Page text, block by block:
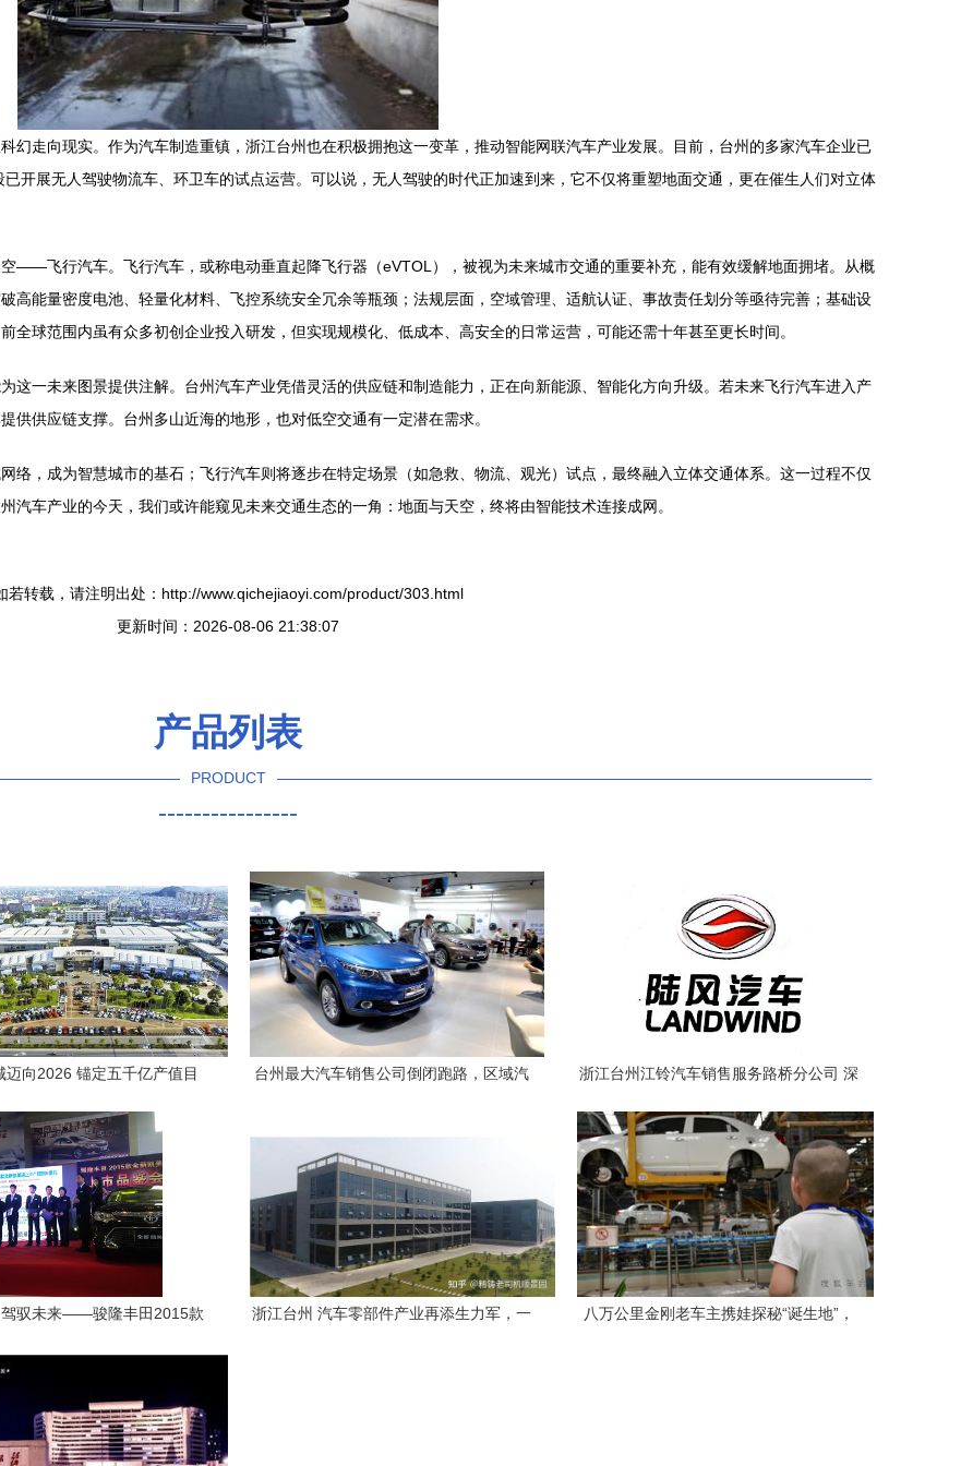
幻走向现实。作为汽车制造重镇，浙江台州也在积极拥抱这一变革，推动智能网联汽车产业发展。目前，台州的多家汽车企业已
开展无人驾驶物流车、环卫车的试点运营。可以说，无人驾驶的时代正加速到来，它不仅将重塑地面交通，更在催生人们对立体
——飞行汽车。飞行汽车，或称电动垂直起降飞行器（eVTOL），被视为未来城市交通的重要补充，能有效缓解地面拥堵。从概
高能量密度电池、轻量化材料、飞控系统安全冗余等瓶颈；法规层面，空域管理、适航认证、事故责任划分等亟待完善；基础设
球范围内虽有众多初创企业投入研发，但实现规模化、低成本、高安全的日常运营，可能还需十年甚至更长时间。
这一未来图景提供注解。台州汽车产业凭借灵活的供应链和制造能力，正在向新能源、智能化方向升级。若未来飞行汽车进入产
供应链支撑。台州多山近海的地形，也对低空交通有一定潜在需求。
络，成为智慧城市的基石；飞行汽车则将逐步在特定场景（如急救、物流、观光）试点，最终融入立体交通体系。这一过程不仅
汽车产业的今天，我们或许能窥见未来交通生态的一角：地面与天空，终将由智能技术连接成网。
若转载，请注明出处：http://www.qichejiaoyi.com/product/303.html
更新时间：2026-08-06 21:38:07
产品列表
PRODUCT
----------------
迈向2026 锚定五千亿产值目
台州最大汽车销售公司倒闭跑路，区域汽
浙江台州江铃汽车销售服务路桥分公司 深
驾驭未来——骏隆丰田2015款
浙江台州 汽车零部件产业再添生力军，一
八万公里金刚老车主携娃探秘“诞生地”，